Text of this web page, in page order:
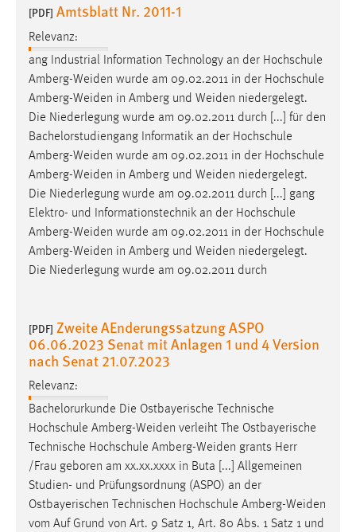
[PDF] Amtsblatt Nr. 2011-1
Relevanz:
ang Industrial Information Technology an der Hochschule
Amberg-Weiden wurde am 09.02.2011 in der Hochschule
Amberg-Weiden in Amberg und Weiden niedergelegt.
Die Niederlegung wurde am 09.02.2011 durch [...] für den
Bachelorstudiengang Informatik an der Hochschule
Amberg-Weiden wurde am 09.02.2011 in der Hochschule
Amberg-Weiden in Amberg und Weiden niedergelegt.
Die Niederlegung wurde am 09.02.2011 durch [...] gang
Elektro- und Informationstechnik an der Hochschule
Amberg-Weiden wurde am 09.02.2011 in der Hochschule
Amberg-Weiden in Amberg und Weiden niedergelegt.
Die Niederlegung wurde am 09.02.2011 durch
[PDF] Zweite AEnderungssatzung ASPO
06.06.2023 Senat mit Anlagen 1 und 4 Version
nach Senat 21.07.2023
Relevanz:
Bachelorurkunde Die Ostbayerische Technische
Hochschule Amberg-Weiden verleiht The Ostbayerische
Technische Hochschule Amberg-Weiden grants Herr
/Frau geboren am xx.xx.xxxx in Buta [...] Allgemeinen
Studien- und Prüfungsordnung (ASPO) an der
Ostbayerischen Technischen Hochschule Amberg-Weiden
vom Auf Grund von Art. 9 Satz 1, Art. 80 Abs. 1 Satz 1 und